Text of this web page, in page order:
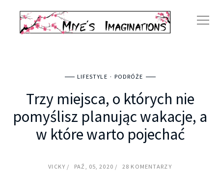
LIFESTYLE PODRÓŻE
Trzy miejsca, o których nie
pomyślisz planując wakacje, a
w które warto pojechać
VICKY PAŹ, 05, 2020 28 KOMENTARZY